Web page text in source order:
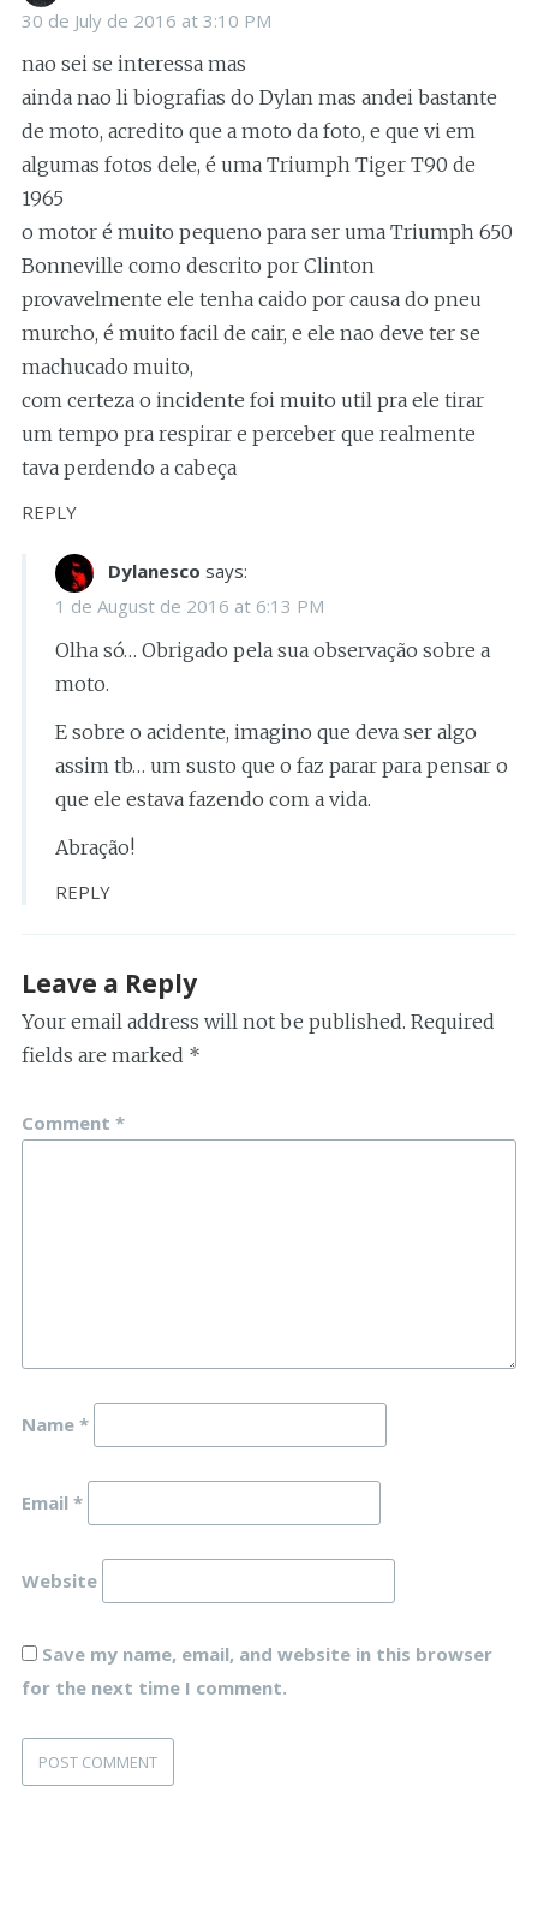
30 de July de 2016 at 3:10 PM
nao sei se interessa mas
ainda nao li biografias do Dylan mas andei bastante
de moto, acredito que a moto da foto, e que vi em
algumas fotos dele, é uma Triumph Tiger T90 de
1965
o motor é muito pequeno para ser uma Triumph 650
Bonneville como descrito por Clinton
provavelmente ele tenha caido por causa do pneu
murcho, é muito facil de cair, e ele nao deve ter se
machucado muito,
com certeza o incidente foi muito util pra ele tirar
um tempo pra respirar e perceber que realmente
tava perdendo a cabeça
REPLY
Dylanesco says:
1 de August de 2016 at 6:13 PM
Olha só… Obrigado pela sua observação sobre a
moto.
E sobre o acidente, imagino que deva ser algo
assim tb… um susto que o faz parar para pensar o
que ele estava fazendo com a vida.
Abração!
REPLY
Leave a Reply
Your email address will not be published. Required
fields are marked *
Comment *
Name *
Email *
Website
Save my name, email, and website in this browser
for the next time I comment.